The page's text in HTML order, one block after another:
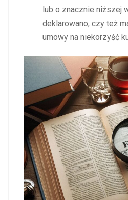
lub o znacznie niższej
deklarowano, czy też
umowy na niekorzyść